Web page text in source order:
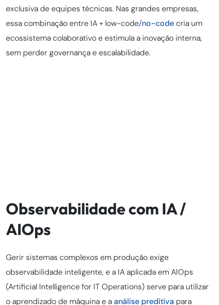
exclusiva de equipes técnicas. Nas grandes empresas,
essa combinação entre IA + low-code/no-codecria um
ecossistema colaborativo e estimula a inovação interna,
sem perder governança e escalabilidade.
Observabilidade com IA /
AIOps
Gerir sistemas complexos em produção exige
observabilidade inteligente, e a IA aplicada em AIOps
(Artificial Intelligence for IT Operations) serve para utilizar
o aprendizado de máquina e aanálise preditiva para